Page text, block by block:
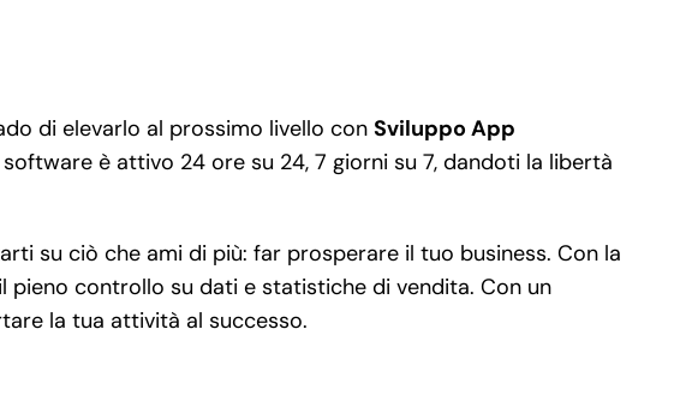
di elevarlo al prossimo livello con Sviluppo App
è attivo 24 ore su 24, 7 giorni su 7, dandoti la libertà
su ciò che ami di più: far prosperare il tuo business. Con la
pieno controllo su dati e statistiche di vendita. Con un
la tua attività al successo.